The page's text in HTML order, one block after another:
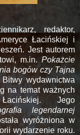
redaktor,
Łacińskiej i
Jest autorem
m.in. Pokażcie
bogów czy Tajna
wydawnictwa
na temat ważnych
Jego
legendarnej
wyróżniona w
wydarzenie roku.